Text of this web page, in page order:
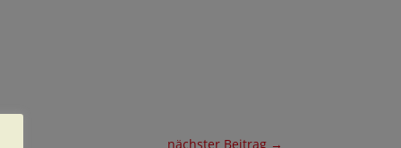
nächster Beitrag →